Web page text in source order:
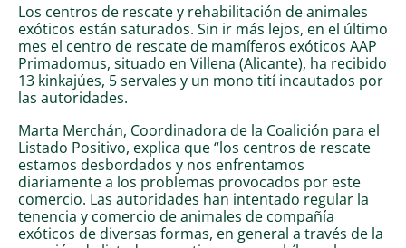
Los centros de rescate y rehabilitación de animales
exóticos están saturados. Sin ir más lejos, en el último
mes el centro de rescate de mamíferos exóticos AAP
Primadomus, situado en Villena (Alicante), ha recibido
13 kinkajúes, 5 servales y un mono tití incautados por
las autoridades.
Marta Merchán, Coordinadora de la Coalición para el
Listado Positivo, explica que “los centros de rescate
estamos desbordados y nos enfrentamos
diariamente a los problemas provocados por este
comercio. Las autoridades han intentado regular la
tenencia y comercio de animales de compañía
exóticos de diversas formas, en general a través de la